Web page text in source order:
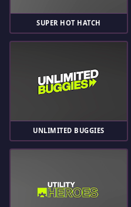
SUPER HOT HATCH
UNLIMITED BUGGIES